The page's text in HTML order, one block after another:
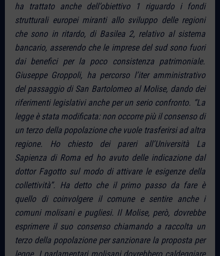
ha trattato anche dell’obiettivo 1 riguardo i fondi
strutturali europei miranti allo sviluppo delle regioni
che sono in ritardo, di Basilea 2, relativo al sistema
bancario, asserendo che le imprese del sud sono fuori
dai benefici per la poco consistenza patrimoniale.
Giuseppe Groppoli, ha percorso l’iter amministrativo
del passaggio di San Bartolomeo al Molise, dando dei
riferimenti legislativi anche per un serio confronto. “La
legge è stata modificata: non occorre più il consenso di
un terzo della popolazione che vuole trasferirsi ad altra
regione. Ho chiesto dei pareri all’Università La
Sapienza di Roma ed ho avuto delle indicazione dal
dottor Fagotto sul modo di attivare le esigenze della
collettività”. Ha detto che il primo passo da fare è
quello di coinvolgere il comune e sentire anche i
comuni molisani e pugliesi. Il Molise, però, dovrebbe
esprimere il suo consenso chiamando a raccolta un
terzo della popolazione per sanzionare la proposta per
legge. I parlamentari molisani dovrebbero caldeggiare